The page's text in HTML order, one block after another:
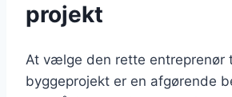
projekt
At vælge den rette entreprenør
byggeprojekt er en afgørende